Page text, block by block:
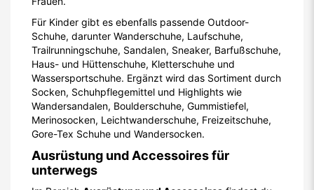
Für Kinder gibt es ebenfalls passende Outdoor-
Schuhe, darunter Wanderschuhe, Laufschuhe,
Trailrunningschuhe, Sandalen, Sneaker, Barfußschuhe,
Haus- und Hüttenschuhe, Kletterschuhe und
Wassersportschuhe. Ergänzt wird das Sortiment durch
Socken, Schuhpflegemittel und Highlights wie
Wandersandalen, Boulderschuhe, Gummistiefel,
Merinosocken, Leichtwanderschuhe, Freizeitschuhe,
Gore-Tex Schuhe und Wandersocken.
Ausrüstung und Accessoires für
unterwegs